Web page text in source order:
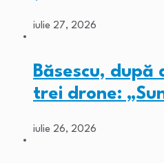
iulie 27, 2026
Băsescu,
trei drone:
iulie 26, 2026